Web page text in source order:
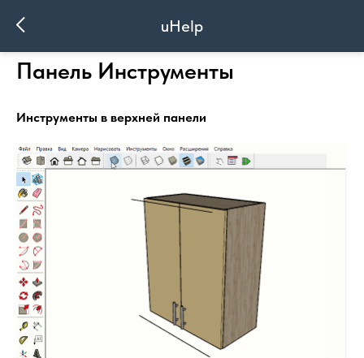
uHelp
Панель Инструменты
Инструменты в верхней панели